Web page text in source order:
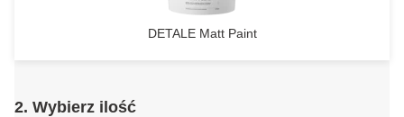
DETALE Matt Paint
2. Wybierz ilość